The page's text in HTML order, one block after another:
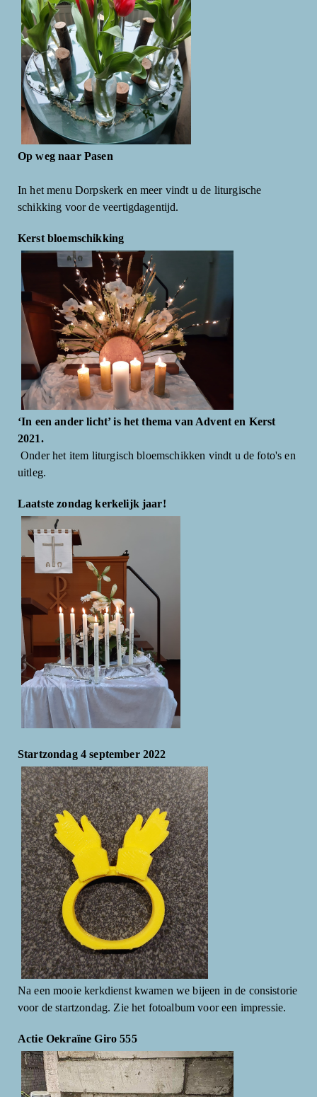
Op weg naar Pasen
In het menu Dorpskerk en meer vindt u de liturgische
schikking voor de veertigdagentijd.
Kerst bloemschikking
‘In een ander licht’ is het thema van Advent en Kerst
2021.
Onder het item liturgisch bloemschikken vindt u de foto's en
uitleg.
Laatste zondag kerkelijk jaar!
Startzondag 4 september 2022
Na een mooie kerkdienst kwamen we bijeen in de consistorie
voor de startzondag. Zie het fotoalbum voor een impressie.
Actie Oekraïne Giro 555